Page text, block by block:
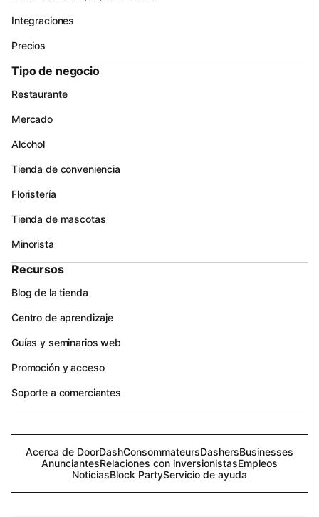
Integraciones
Precios
Tipo de negocio
Restaurante
Mercado
Alcohol
Tienda de conveniencia
Floristería
Tienda de mascotas
Minorista
Recursos
Blog de la tienda
Centro de aprendizaje
Guías y seminarios web
Promoción y acceso
Soporte a comerciantes
Acerca de DoorDashConsommateursDashersBusinesses
AnunciantesRelaciones con inversionistasEmpleos
NoticiasBlock PartyServicio de ayuda